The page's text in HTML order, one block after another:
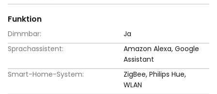
Funktion
Dimmbar:
Ja
Sprachassistent:
Amazon Alexa, Google
Assistant
Smart-Home-System:
ZigBee, Philips Hue,
WLAN